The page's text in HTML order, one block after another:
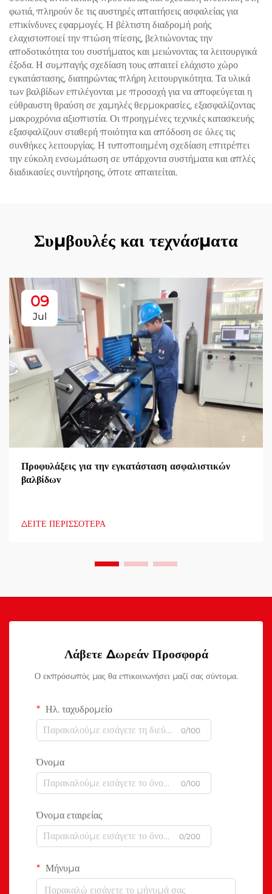
φωτιά, πληρούν δε τις αυστηρές απαιτήσεις ασφαλείας για
επικίνδυνες εφαρμογές. Η βέλτιστη διαδρομή ροής
ελαχιστοποιεί την πτώση πίεσης, βελτιώνοντας την
αποδοτικότητα του συστήματος και μειώνοντας τα λειτουργικά
έξοδα. Η συμπαγής σχεδίαση τους απαιτεί ελάχιστο χώρο
εγκατάστασης, διατηρώντας πλήρη λειτουργικότητα. Τα υλικά
των βαλβίδων επιλέγονται με προσοχή για να αποφεύγεται η
εύθραυστη θραύση σε χαμηλές θερμοκρασίες, εξασφαλίζοντας
μακροχρόνια αξιοπιστία. Οι προηγμένες τεχνικές κατασκευής
εξασφαλίζουν σταθερή ποιότητα και απόδοση σε όλες τις
συνθήκες λειτουργίας. Η τυποποιημένη σχεδίαση επιτρέπει
την εύκολη ενσωμάτωση σε υπάρχοντα συστήματα και απλές
διαδικασίες συντήρησης, όποτε απαιτείται.
Συμβουλές και τεχνάσματα
09
Jul
Προφυλάξεις για την εγκατάσταση ασφαλιστικών
βαλβίδων
ΔΕΙΤΕ ΠΕΡΙΣΣΟΤΕΡΑ
Λάβετε Δωρεάν Προσφορά
Ο εκπρόσωπός μας θα επικοινωνήσει μαζί σας σύντομα.
Ηλ. ταχυδρομείο
0/100
Όνομα
0/100
Όνομα εταιρείας
0/200
Μήνυμα